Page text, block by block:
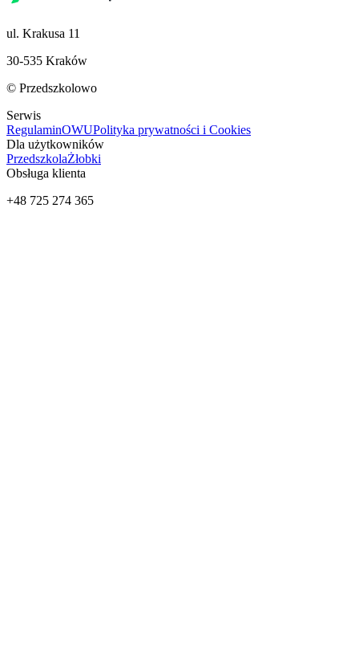
ul. Krakusa 11
30-535 Kraków
© Przedszkolowo
Serwis
RegulaminOWUPolityka prywatności i Cookies
Dla użytkowników
PrzedszkolaŻłobki
Obsługa klienta
+48 725 274 365